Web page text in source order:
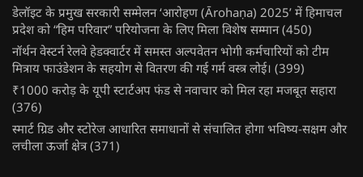
डेलॉइट के प्रमुख सरकारी सम्मेलन ‘आरोहण (Ārohaṇa) 2025’ में हिमाचल
प्रदेश को “हिम परिवार” परियोजना के लिए मिला विशेष सम्मान (450)
नॉर्थन वेस्टर्न रेलवे हेडक्वार्टर में समस्त अल्पवेतन भोगी कर्मचारियों को टीम
मित्राय फाउंडेशन के सहयोग से वितरण की गई गर्म वस्त्र लोई। (399)
₹1000 करोड़ के यूपी स्टार्टअप फंड से नवाचार को मिल रहा मजबूत सहारा
(376)
स्मार्ट ग्रिड और स्टोरेज आधारित समाधानों से संचालित होगा भविष्य-सक्षम और
लचीला ऊर्जा क्षेत्र (371)